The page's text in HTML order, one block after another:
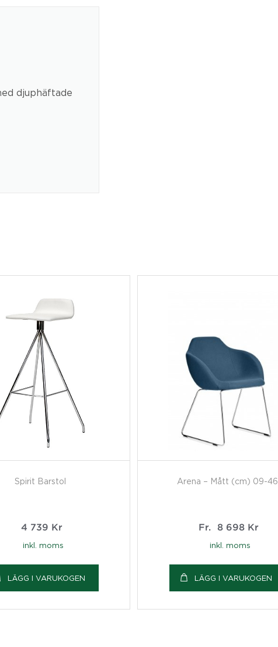
djuphäftade
Spirit Barstol
4 739 Kr
inkl. moms
LÄGG I VARUKOGEN
Arena – Mått (cm) 09-46
Fr. 8 698 Kr
inkl. moms
LÄGG I VARUKOGEN